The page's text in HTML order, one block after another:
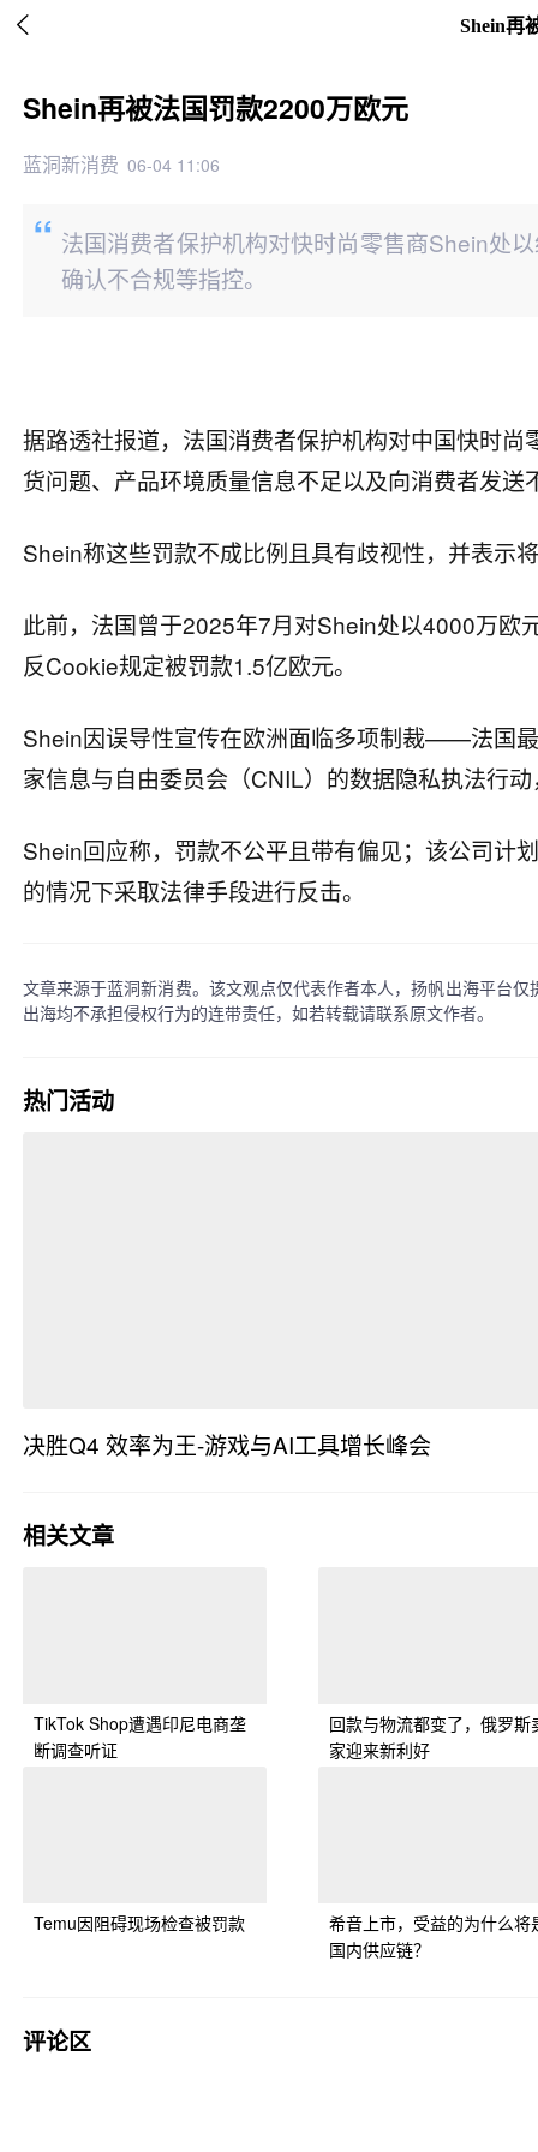
 Shein再
Shein再被法国罚款2200万欧元
蓝洞新消费 06-04 11:06
法国消费者保护机构对快时尚零售商Shein处
确认不合规等指控。
据路透社报道，法国消费者保护机构对中国快时
货问题、产品环境质量信息不足以及向消费者发送
Shein称这些罚款不成比例且具有歧视性，并表示
此前，法国曾于2025年7月对Shein处以4000万欧
反Cookie规定被罚款1.5亿欧元。
Shein因误导性宣传在欧洲面临多项制裁——法国
家信息与自由委员会（CNIL）的数据隐私执法行
Shein回应称，罚款不公平且带有偏见；该公司计
的情况下采取法律手段进行反击。
文章来源于蓝洞新消费。该文观点仅代表作者本人，扬帆出海平台
出海均不承担侵权行为的连带责任，如若转载请联系原文作者。
热门活动
决胜Q4 效率为王-游戏与AI工具增长峰会
相关文章
TikTok Shop遭遇印尼电商垄
断调查听证
回款与物流都变了，俄罗斯
家迎来新利好
Temu因阻碍现场检查被罚款
希音上市，受益的为什么将
国内供应链？
评论区